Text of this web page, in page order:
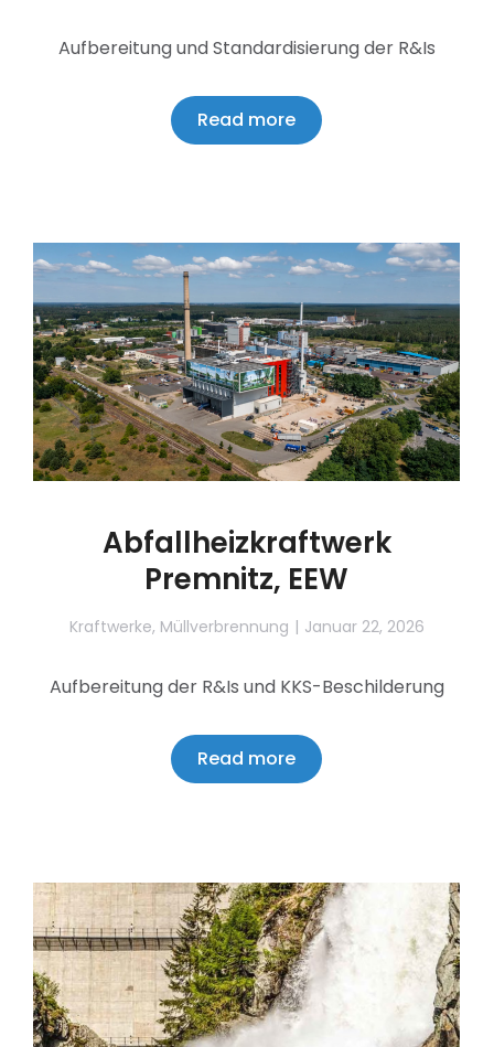
Aufbereitung und Standardisierung der R&Is
Read more
Abfallheizkraftwerk
Premnitz, EEW
Kraftwerke, Müllverbrennung Januar 22, 2026
Aufbereitung der R&Is und KKS-Beschilderung
Read more